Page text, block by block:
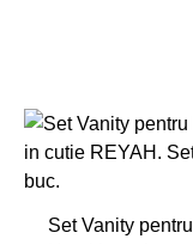
Set Vanity pentru